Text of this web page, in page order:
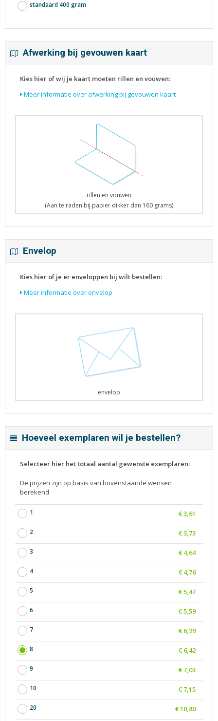
standaard 400 gram
Afwerking bij gevouwen kaart
Kies hier of wij je kaart moeten rillen en vouwen:
Meer informatie over afwerking bij gevouwen kaart
rillen en vouwen
(Aan te raden bij papier dikker dan 160 grams)
Envelop
Kies hier of je er enveloppen bij wilt bestellen:
Meer informatie over envelop
envelop
Hoeveel exemplaren wil je bestellen?
Selecteer hier het totaal aantal gewenste exemplaren:
De prijzen zijn op basis van bovenstaande wensen
berekend
1
2
3
4
5
6
7
8
9
10
20
€ 3,61
€ 3,73
€ 4,64
€ 4,76
€ 5,47
€ 5,59
€ 6,29
€ 6,42
€ 7,03
€ 7,15
€ 10,80